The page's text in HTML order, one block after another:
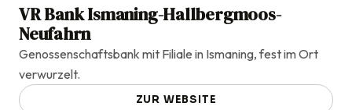
VR Bank Ismaning-Hallbergmoos-
Neufahrn
Genossenschaftsbank mit Filiale in Ismaning, fest im Ort
verwurzelt.
ZUR WEBSITE